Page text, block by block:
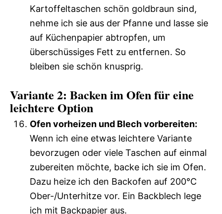
Kartoffeltaschen schön goldbraun sind,
nehme ich sie aus der Pfanne und lasse sie
auf Küchenpapier abtropfen, um
überschüssiges Fett zu entfernen. So
bleiben sie schön knusprig.
Variante 2: Backen im Ofen für eine
leichtere Option
Ofen vorheizen und Blech vorbereiten:
Wenn ich eine etwas leichtere Variante
bevorzugen oder viele Taschen auf einmal
zubereiten möchte, backe ich sie im Ofen.
Dazu heize ich den Backofen auf 200°C
Ober-/Unterhitze vor. Ein Backblech lege
ich mit Backpapier aus.